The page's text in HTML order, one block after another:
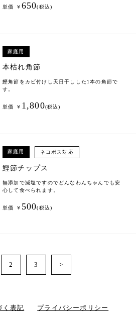
単価 ￥ 650(税込)
家庭用
本枯れ角節
鰹角節をカビ付けし天日干しした1本の角節で
す。
単価 ￥ 1,800(税込)
家庭用 ネコポス対応
鰹節チップス
無添加で減塩ですのでどんなわんちゃんでも安
心して食べられます。
単価 ￥ 500(税込)
2 3 >
く表記 プライバシーポリシー